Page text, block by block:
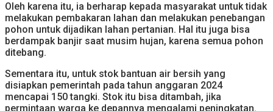
Oleh karena itu, ia berharap kepada masyarakat untuk tidak
melakukan pembakaran lahan dan melakukan penebangan
pohon untuk dijadikan lahan pertanian. Hal itu juga bisa
berdampak banjir saat musim hujan, karena semua pohon
ditebang.
Sementara itu, untuk stok bantuan air bersih yang
disiapkan pemerintah pada tahun anggaran 2024
mencapai 150 tangki. Stok itu bisa ditambah, jika
permintaan warga ke depannya mengalami peningkatan.